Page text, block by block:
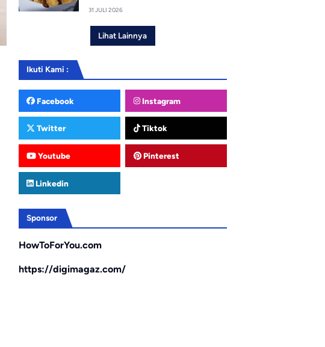
31 JULI 2026
Lihat Lainnya
Ikuti Kami :
Facebook Instagram
Twitter Tiktok
Youtube Pinterest
Linkedin
Sponsor
HowToForYou.com
https://digimagaz.com/